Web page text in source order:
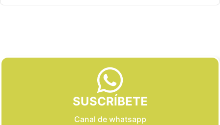
SUSCRÍBETE
Canal de whatsapp